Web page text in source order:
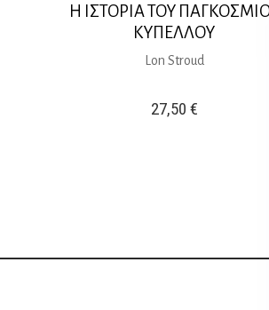
Η ΙΣΤΟΡΙΑ ΤΟΥ
ΚΥΠΕΛΛΟΥ
Lon Stroud
27,50 €